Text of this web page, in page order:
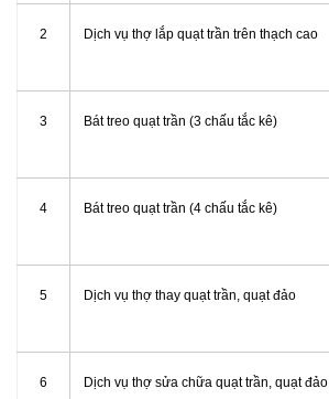
2 Dịch vụ thợ lắp quạt trần trên thạch cao
3 Bát treo quạt trần (3 chấu tắc kê)
4 Bát treo quạt trần (4 chấu tắc kê)
5 Dịch vụ thợ thay quạt trần, quạt đảo
6 Dịch vụ thợ sửa chữa quạt trần, quạt đảo